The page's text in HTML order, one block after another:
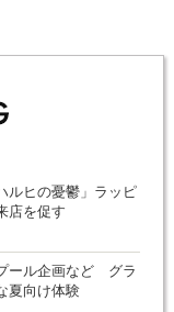
ルヒの憂鬱」ラッピ
店を促す
ール企画など グラ
夏向け体験